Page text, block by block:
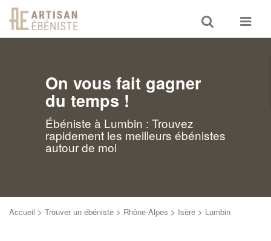
Toggle
search
Toggle
On vous fait gagner
du temps !
Ébéniste à Lumbin : Trouvez
rapidement les meilleurs ébénistes
autour de moi
Accueil > Trouver un ébéniste > Rhône-Alpes > Isère > Lumbin